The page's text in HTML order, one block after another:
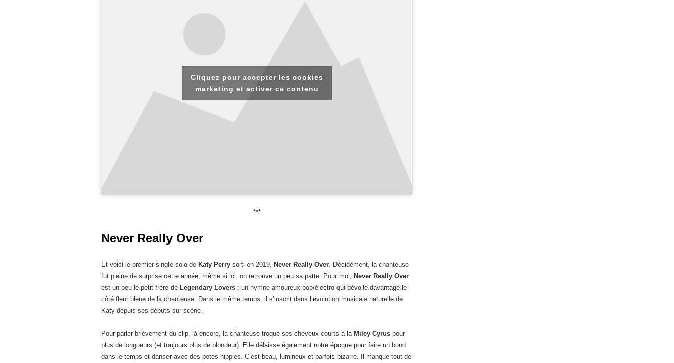
Cliquez pour accepter les cookies
marketing et activer ce contenu
***
Never Really Over
Et voici le premier single solo de Katy Perry sorti en 2019, Never Really Over. Décidément, la chanteuse
fut pleine de surprise cette année, même si ici, on retrouve un peu sa patte. Pour moi, Never Really Over
est un peu le petit frère de Legendary Lovers : un hymne amoureux pop/électro qui dévoile davantage le
côté fleur bleue de la chanteuse. Dans le même temps, il s’inscrit dans l’évolution musicale naturelle de
Katy depuis ses débuts sur scène.
Pour parler brièvement du clip, là encore, la chanteuse troque ses cheveux courts à la Miley Cyrus pour
plus de longueurs (et toujours plus de blondeur). Elle délaisse également notre époque pour faire un bond
dans le temps et danser avec des potes hippies. C’est beau, lumineux et parfois bizarre. Il manque tout de